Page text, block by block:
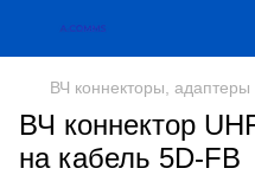
ВЧ коннекторы, адаптеры
ВЧ коннектор
на кабель 5D-FB